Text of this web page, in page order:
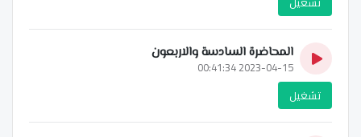
المحاضرة السادسة والاربعون
2023-04-15 00:41:34
تشغيل